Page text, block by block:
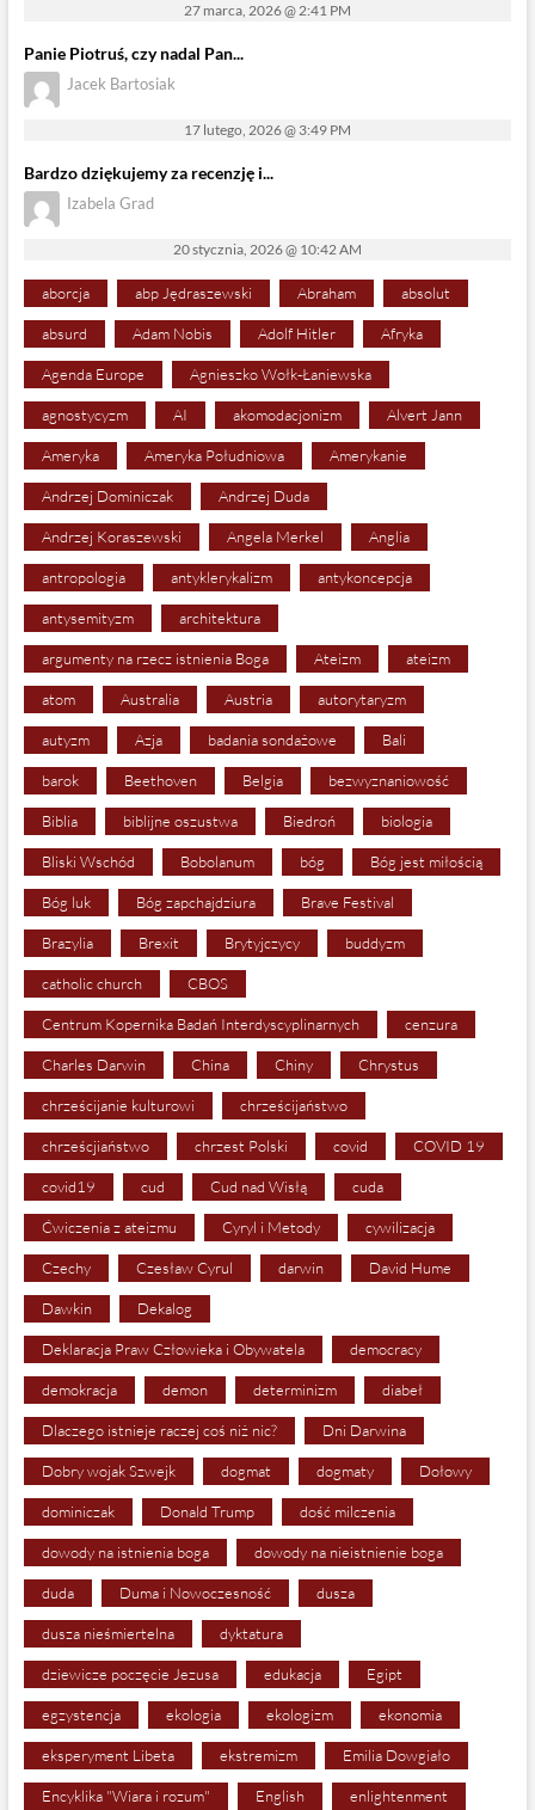
27 marca, 2026 @ 2:41 PM
Panie Piotruś, czy nadal Pan...
Jacek Bartosiak
17 lutego, 2026 @ 3:49 PM
Bardzo dziękujemy za recenzję i...
Izabela Grad
20 stycznia, 2026 @ 10:42 AM
aborcja abp Jędraszewski Abraham absolut
absurd Adam Nobis Adolf Hitler Afryka
Agenda Europe Agnieszko Wołk-Łaniewska
agnostycyzm AI akomodacjonizm Alvert Jann
Ameryka Ameryka Południowa Amerykanie
Andrzej Dominiczak Andrzej Duda
Andrzej Koraszewski Angela Merkel Anglia
antropologia antyklerykalizm antykoncepcja
antysemityzm architektura
argumenty na rzecz istnienia Boga Ateizm ateizm
atom Australia Austria autorytaryzm
autyzm Azja badania sondażowe Bali
barok Beethoven Belgia bezwyznaniowość
Biblia biblijne oszustwa Biedroń biologia
Bliski Wschód Bobolanum bóg Bóg jest miłością
Bóg luk Bóg zapchajdziura Brave Festival
Brazylia Brexit Brytyjczycy buddyzm
catholic church CBOS
Centrum Kopernika Badań Interdyscyplinarnych cenzura
Charles Darwin China Chiny Chrystus
chrześcijanie kulturowi chrześcijaństwo
chrześcjiaństwo chrzest Polski covid COVID 19
covid19 cud Cud nad Wisłą cuda
Ćwiczenia z ateizmu Cyryl i Metody cywilizacja
Czechy Czesław Cyrul darwin David Hume
Dawkin Dekalog
Deklaracja Praw Człowieka i Obywatela democracy
demokracja demon determinizm diabeł
Dlaczego istnieje raczej coś niż nic? Dni Darwina
Dobry wojak Szwejk dogmat dogmaty Dołowy
dominiczak Donald Trump dość milczenia
dowody na istnienia boga dowody na nieistnienie boga
duda Duma i Nowoczesność dusza
dusza nieśmiertelna dyktatura
dziewicze poczęcie Jezusa edukacja Egipt
egzystencja ekologia ekologizm ekonomia
eksperyment Libeta ekstremizm Emilia Dowgiało
Encyklika "Wiara i rozum" English enlightenment